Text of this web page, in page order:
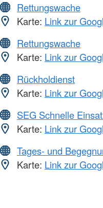
Rettungswache
Karte: Link zur
Rettungswache
Karte: Link zur
Rückholdienst
Karte: Link zur
SEG Schnelle
Karte: Link zur
Tages- und
Karte: Link zur